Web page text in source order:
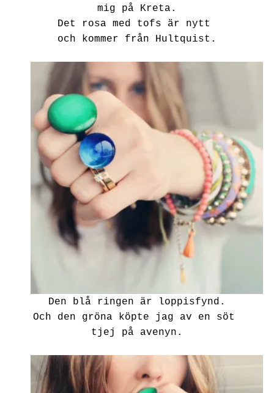
mig på Kreta.
Det rosa med tofs är nytt
och kommer från Hultquist.
Den blå ringen är loppisfynd.
Och den gröna köpte jag av en söt
tjej på avenyn.